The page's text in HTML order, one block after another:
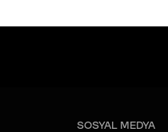
SOSYAL MEDYA